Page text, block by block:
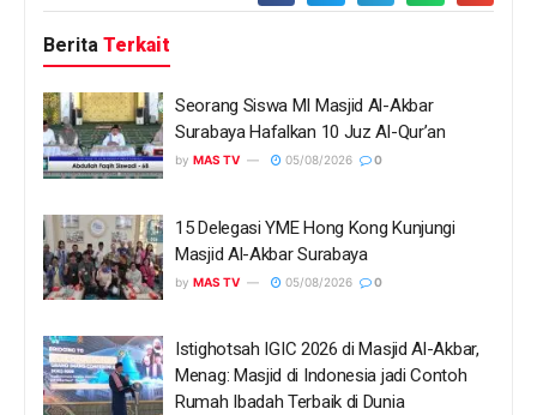
Berita Terkait
Seorang Siswa MI Masjid Al-Akbar
Surabaya Hafalkan 10 Juz Al-Qur’an
by MAS TV 05/08/2026 0
15 Delegasi YME Hong Kong Kunjungi
Masjid Al-Akbar Surabaya
by MAS TV 05/08/2026 0
Istighotsah IGIC 2026 di Masjid Al-Akbar,
Menag: Masjid di Indonesia jadi Contoh
Rumah Ibadah Terbaik di Dunia